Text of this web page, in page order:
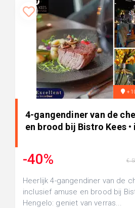
4-gangendiner van de
en brood bij Bistro Kees •
-40% €
Heerlijk 4-gangendiner van de
inclusief amuse en brood bij
Hengelo: geniet van verras...